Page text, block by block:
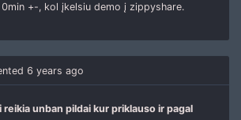
+-, kol įkelsiu demo į zippyshare.
6 years ago
reikia unban pildai kur priklauso ir pagal